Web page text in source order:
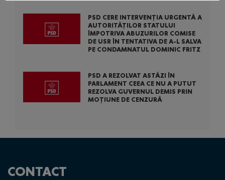
PSD CERE INTERVENȚIA URGENTĂ A
AUTORITĂȚILOR STATULUI
ÎMPOTRIVA ABUZURILOR COMISE
DE USR ÎN TENTATIVA DE A-L SALVA
PE CONDAMNATUL DOMINIC FRITZ
PSD A REZOLVAT ASTĂZI ÎN
PARLAMENT CEEA CE NU A PUTUT
REZOLVA GUVERNUL DEMIS PRIN
MOȚIUNE DE CENZURĂ
CONTACT